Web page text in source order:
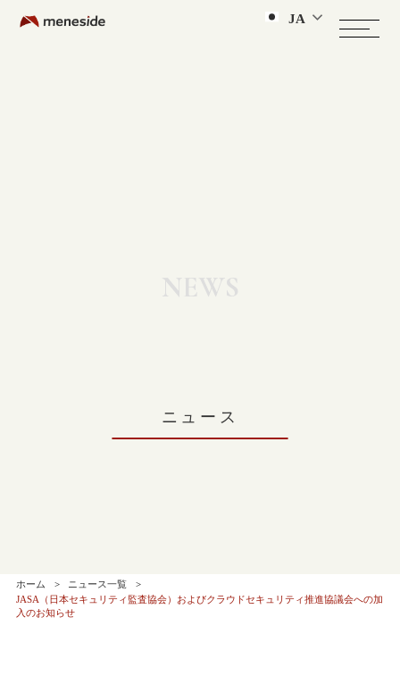
ニュース
ホーム
ニュース一覧
JASA（日本セキュリティ監査協会）およびクラウドセキュリティ推進協議会への加
入のお知らせ
JA